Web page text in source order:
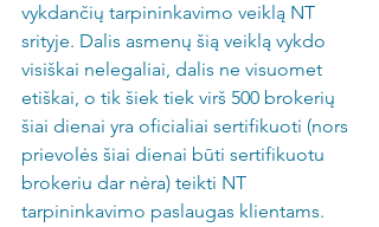
vykdančių tarpininkavimo veiklą NT
srityje. Dalis asmenų šią veiklą vykdo
visiškai nelegaliai, dalis ne visuomet
etiškai, o tik šiek tiek virš 500 brokerių
šiai dienai yra oficialiai sertifikuoti (nors
prievolės šiai dienai būti sertifikuotu
brokeriu dar nėra) teikti NT
tarpininkavimo paslaugas klientams.